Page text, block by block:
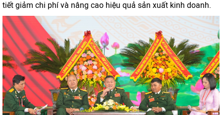
tiết giảm chi phí và nâng cao hiệu quả sản xuất kinh doanh.